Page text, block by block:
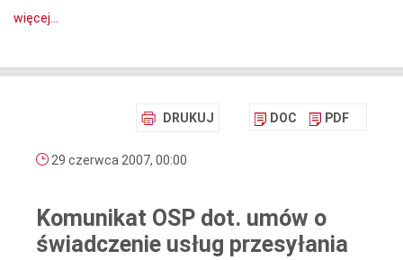
więcej...
DRUKUJ DOC PDF
29 czerwca 2007, 00:00
Komunikat OSP dot. umów o
świadczenie usług przesyłania